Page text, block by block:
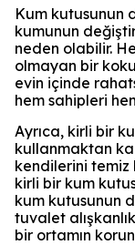
Kum kutusunun
kumunun
neden olabilir.
olmayan bir koku
evin içinde
hem sahipleri
Ayrıca, kirli bir
kullanmaktan
kendilerini
kirli bir kum
kum kutusunun
tuvalet
bir ortamın